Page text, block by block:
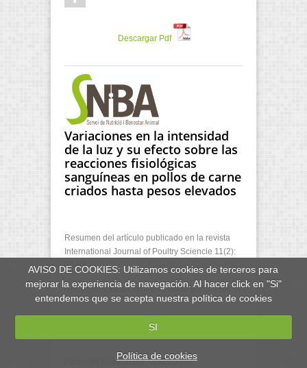
AVISO DE COOKIES: Utilizamos cookies de terceros para
mejorar la experiencia de navegación. Al hacer click en "Si"
entendemos que se acepta nuestra política de cookies
SI
Política de cookies
Descargar Pdf
Variaciones en la intensidad
de la luz y su efecto sobre las
reacciones fisiológicas
sanguíneas en pollos de carne
criados hasta pesos elevados
Resumen del artículo publicado en la revista
International Journal of Poultry Sciencie 11(2):
81-87
Resumen y traducción elaborado por SNiBA.
Fecha de publicación : 20/12/2012